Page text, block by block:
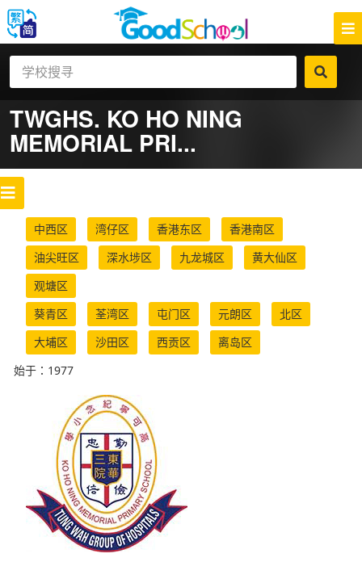
TWGHS. KO HO NING
MEMORIAL PRI...
中西区 湾仔区 香港东区
香港南区
油尖旺区
深水埗区 九龙城区
黄大仙区
观塘区
葵青区
荃湾区 屯门区 元朗区
北区
大埔区
沙田区 西贡区
离岛区
始于：1977